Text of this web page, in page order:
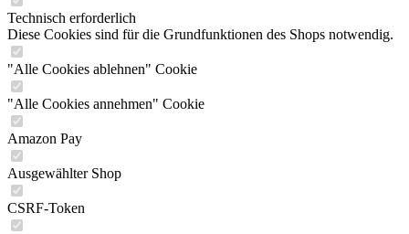
Technisch erforderlich
Diese Cookies sind für die Grundfunktionen des Shops notwendig.
"Alle Cookies ablehnen" Cookie
"Alle Cookies annehmen" Cookie
Amazon Pay
Ausgewählter Shop
CSRF-Token